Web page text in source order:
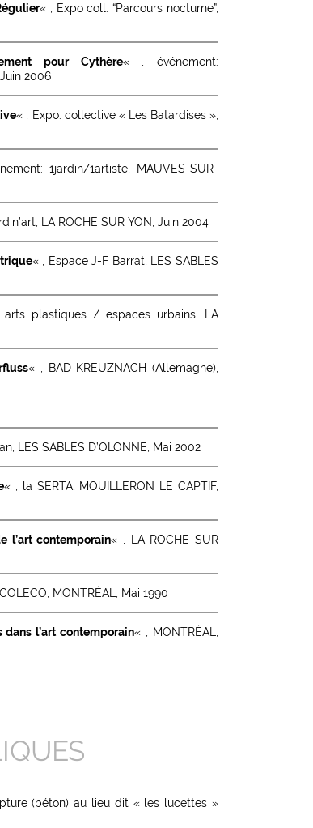
« , Expo coll. “Parcours nocturne”,
pour Cythère« , événement:
2006
« , Expo. collective « Les Batardises »,
1jardin/1artiste, MAUVES-SUR-
LA ROCHE SUR YON, Juin 2004
« , Espace J-F Barrat, LES SABLES
plastiques / espaces urbains, LA
« , BAD KREUZNACH (Allemagne),
LES SABLES D’OLONNE, Mai 2002
« , la SERTA, MOUILLERON LE CAPTIF,
l’art contemporain« , LA ROCHE SUR
MONTRÉAL, Mai 1990
l’art contemporain« , MONTRÉAL,
(béton) au lieu dit « les lucettes »